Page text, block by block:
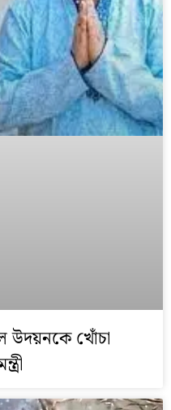
উদয়নকে খোঁচা